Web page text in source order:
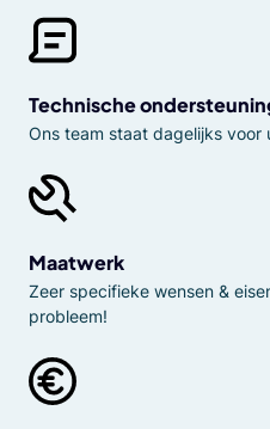
Technische
Ons team staat dagelijks voor
Maatwerk
Zeer specifieke wensen &
probleem!